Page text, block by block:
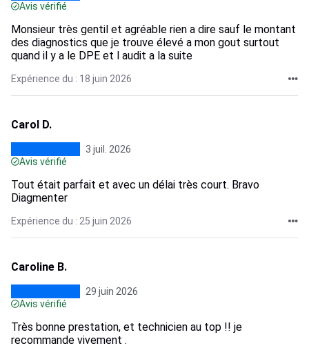
Avis vérifié
Monsieur très gentil et agréable rien a dire sauf le montant
des diagnostics que je trouve élevé a mon gout surtout
quand il y a le DPE et l audit a la suite
Expérience du : 18 juin 2026
Carol D.
3 juil. 2026
Avis vérifié
Tout était parfait et avec un délai très court. Bravo
Diagmenter
Expérience du : 25 juin 2026
Caroline B.
29 juin 2026
Avis vérifié
Très bonne prestation, et technicien au top !! je
recommande vivement .